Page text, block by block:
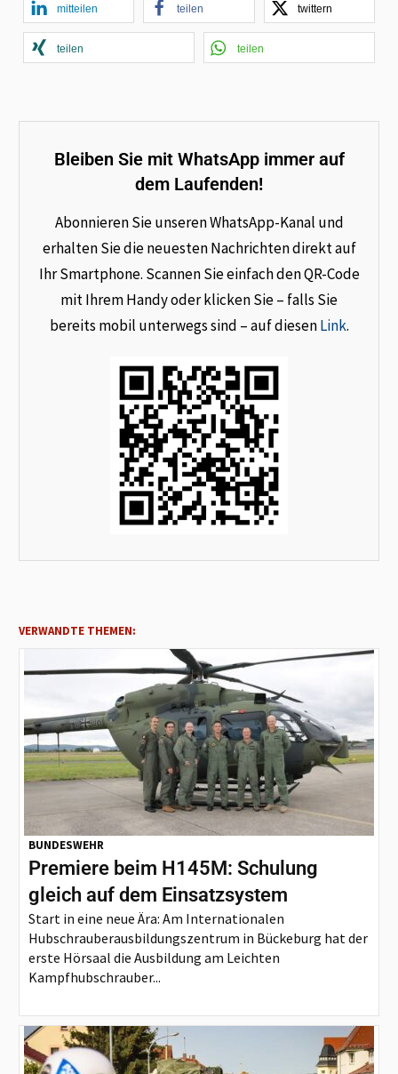
mitteilen teilen twittern
teilen teilen
Bleiben Sie mit WhatsApp immer auf
dem Laufenden!
Abonnieren Sie unseren WhatsApp-Kanal und
erhalten Sie die neuesten Nachrichten direkt auf
Ihr Smartphone. Scannen Sie einfach den QR-Code
mit Ihrem Handy oder klicken Sie – falls Sie
bereits mobil unterwegs sind – auf diesenLink.
VERWANDTE THEMEN:
BUNDESWEHR
Premiere beim H145M: Schulung
gleich auf dem Einsatzsystem
Start in eine neue Ära: Am Internationalen
Hubschrauberausbildungszentrum in Bückeburg hat der
erste Hörsaal die Ausbildung am Leichten
Kampfhubschrauber...